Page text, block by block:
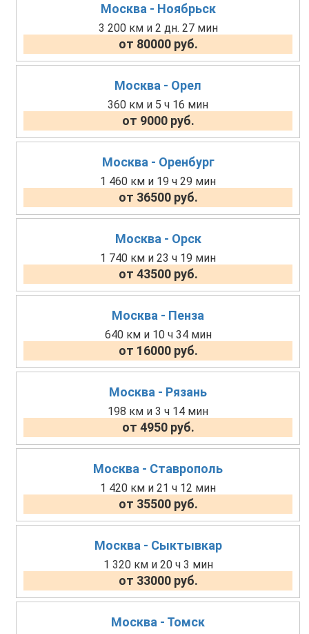
Москва - Ноябрьск
3 200 км и 2 дн. 27 мин
от 80000 руб.
Москва - Орел
360 км и 5 ч 16 мин
от 9000 руб.
Москва - Оренбург
1 460 км и 19 ч 29 мин
от 36500 руб.
Москва - Орск
1 740 км и 23 ч 19 мин
от 43500 руб.
Москва - Пенза
640 км и 10 ч 34 мин
от 16000 руб.
Москва - Рязань
198 км и 3 ч 14 мин
от 4950 руб.
Москва - Ставрополь
1 420 км и 21 ч 12 мин
от 35500 руб.
Москва - Сыктывкар
1 320 км и 20 ч 3 мин
от 33000 руб.
Москва - Томск